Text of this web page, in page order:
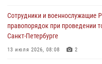
пресечена противоправная
терроризма (видео)
07 августа 2026, 13:30
Сотрудники и военнослужащие
правопорядок при проведении
Санкт-Петербурге
13 июля 2026, 08:08 2